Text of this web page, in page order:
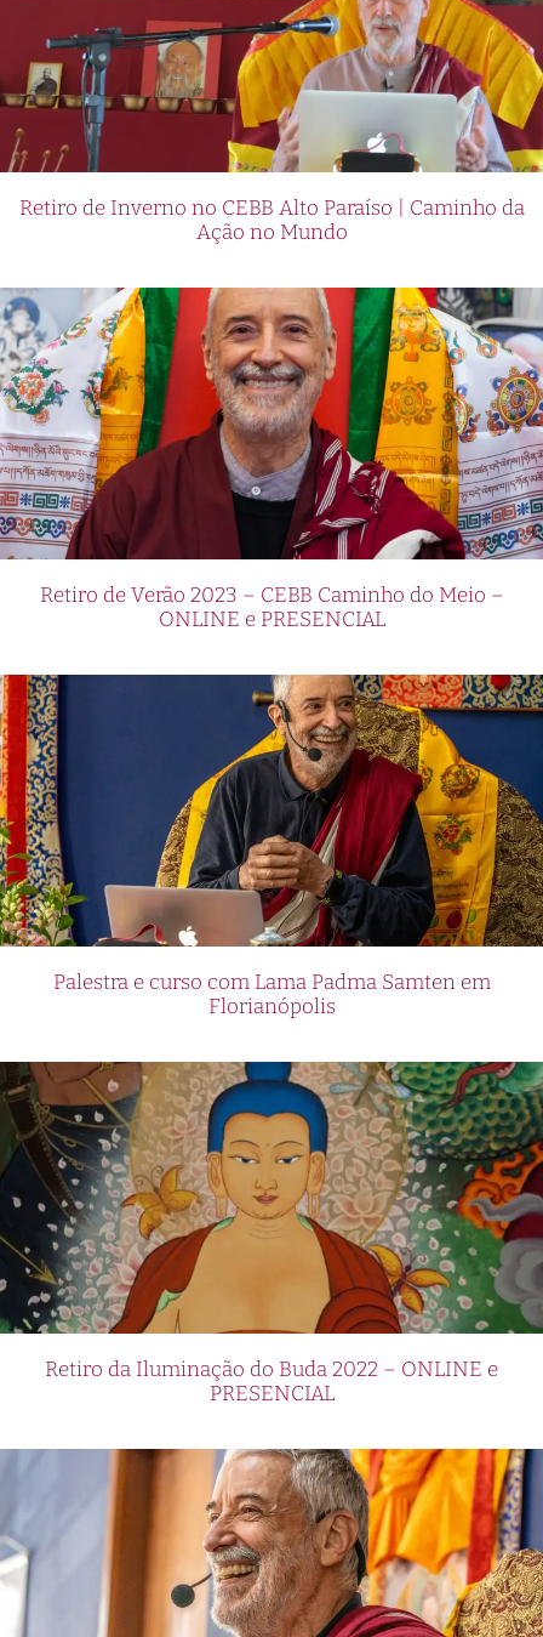
Retiro de Inverno no CEBB Alto Paraíso | Caminho da
Ação no Mundo
Retiro de Verão 2023 – CEBB Caminho do Meio –
ONLINE e PRESENCIAL
Palestra e curso com Lama Padma Samten em
Florianópolis
Retiro da Iluminação do Buda 2022 – ONLINE e
PRESENCIAL